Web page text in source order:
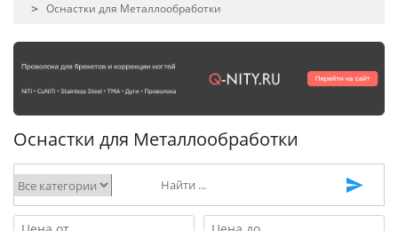
Оснастки для Металлообработки
Оснастки для Металлообработки